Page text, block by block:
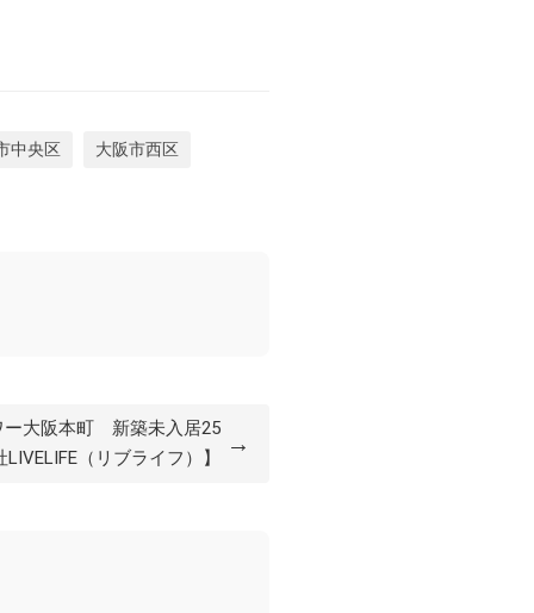
中央区 大阪市西区
ー大阪本町 新築未入居25
（リブライフ）】
→